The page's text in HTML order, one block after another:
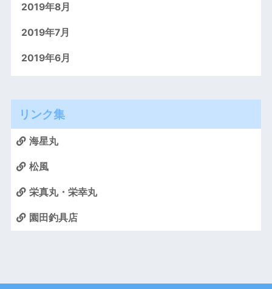
2019年8月
2019年7月
2019年6月
リンク集
海星丸
松風
栄真丸・栄幸丸
園田釣具店